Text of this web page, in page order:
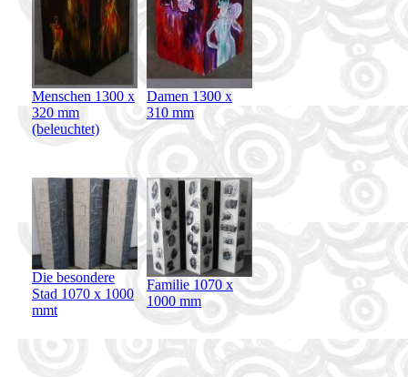
Menschen 1300 x
320 mm
(beleuchtet)
Damen 1300 x
310 mm
Die besondere
Stad 1070 x 1000
mmt
Familie 1070 x
1000 mm